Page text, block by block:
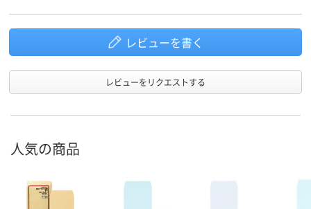
レビューを書く
レビューをリクエストする
人気の商品